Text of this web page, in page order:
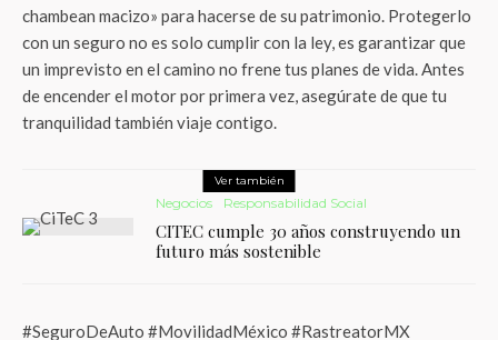
chambean macizo» para hacerse de su patrimonio. Protegerlo
con un seguro no es solo cumplir con la ley, es garantizar que
un imprevisto en el camino no frene tus planes de vida. Antes
de encender el motor por primera vez, asegúrate de que tu
tranquilidad también viaje contigo.
Ver también
Negocios Responsabilidad Social
CITEC cumple 30 años construyendo un
futuro más sostenible
#SeguroDeAuto #MovilidadMéxico #RastreatorMX